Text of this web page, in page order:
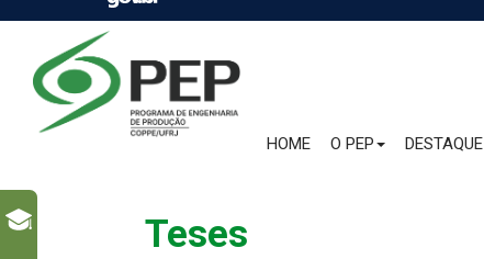
HOME O PEP DESTAQUE
Teses